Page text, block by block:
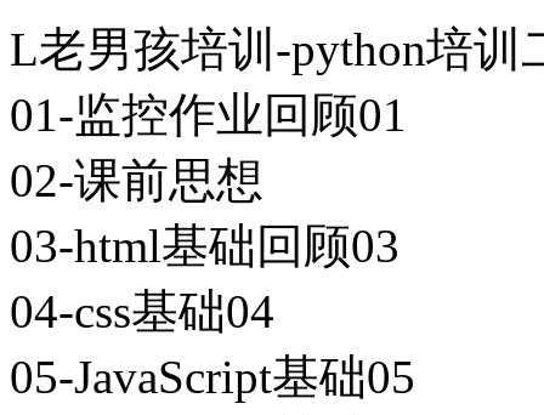
L老男孩培训-python培训
01-监控作业回顾01
02-课前思想
03-html基础回顾03
04-css基础04
05-JavaScript基础05